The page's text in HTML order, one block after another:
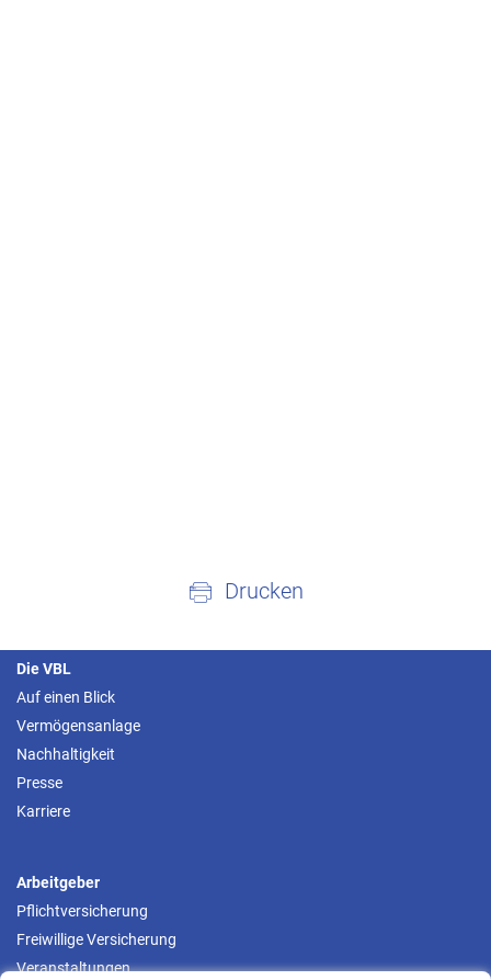
Drucken
Die VBL
Auf einen Blick
Vermögensanlage
Nachhaltigkeit
Presse
Karriere
Arbeitgeber
Pflichtversicherung
Freiwillige Versicherung
Veranstaltungen